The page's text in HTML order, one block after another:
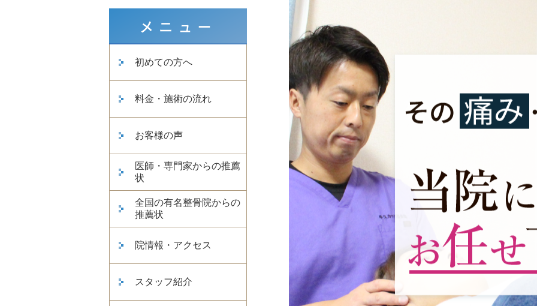
初めての方へ
料金・施術の流れ
お客様の声
医師・専門家からの推薦
状
全国の有名整骨院からの
推薦状
院情報・アクセス
スタッフ紹介